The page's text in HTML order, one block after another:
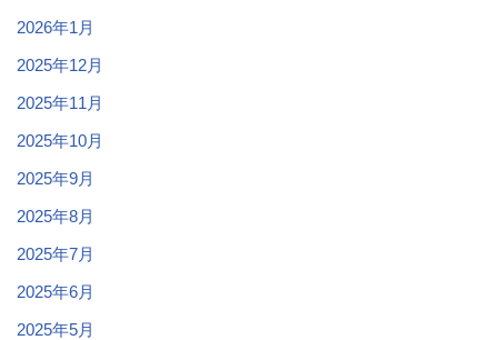
2026年1月
2025年12月
2025年11月
2025年10月
2025年9月
2025年8月
2025年7月
2025年6月
2025年5月